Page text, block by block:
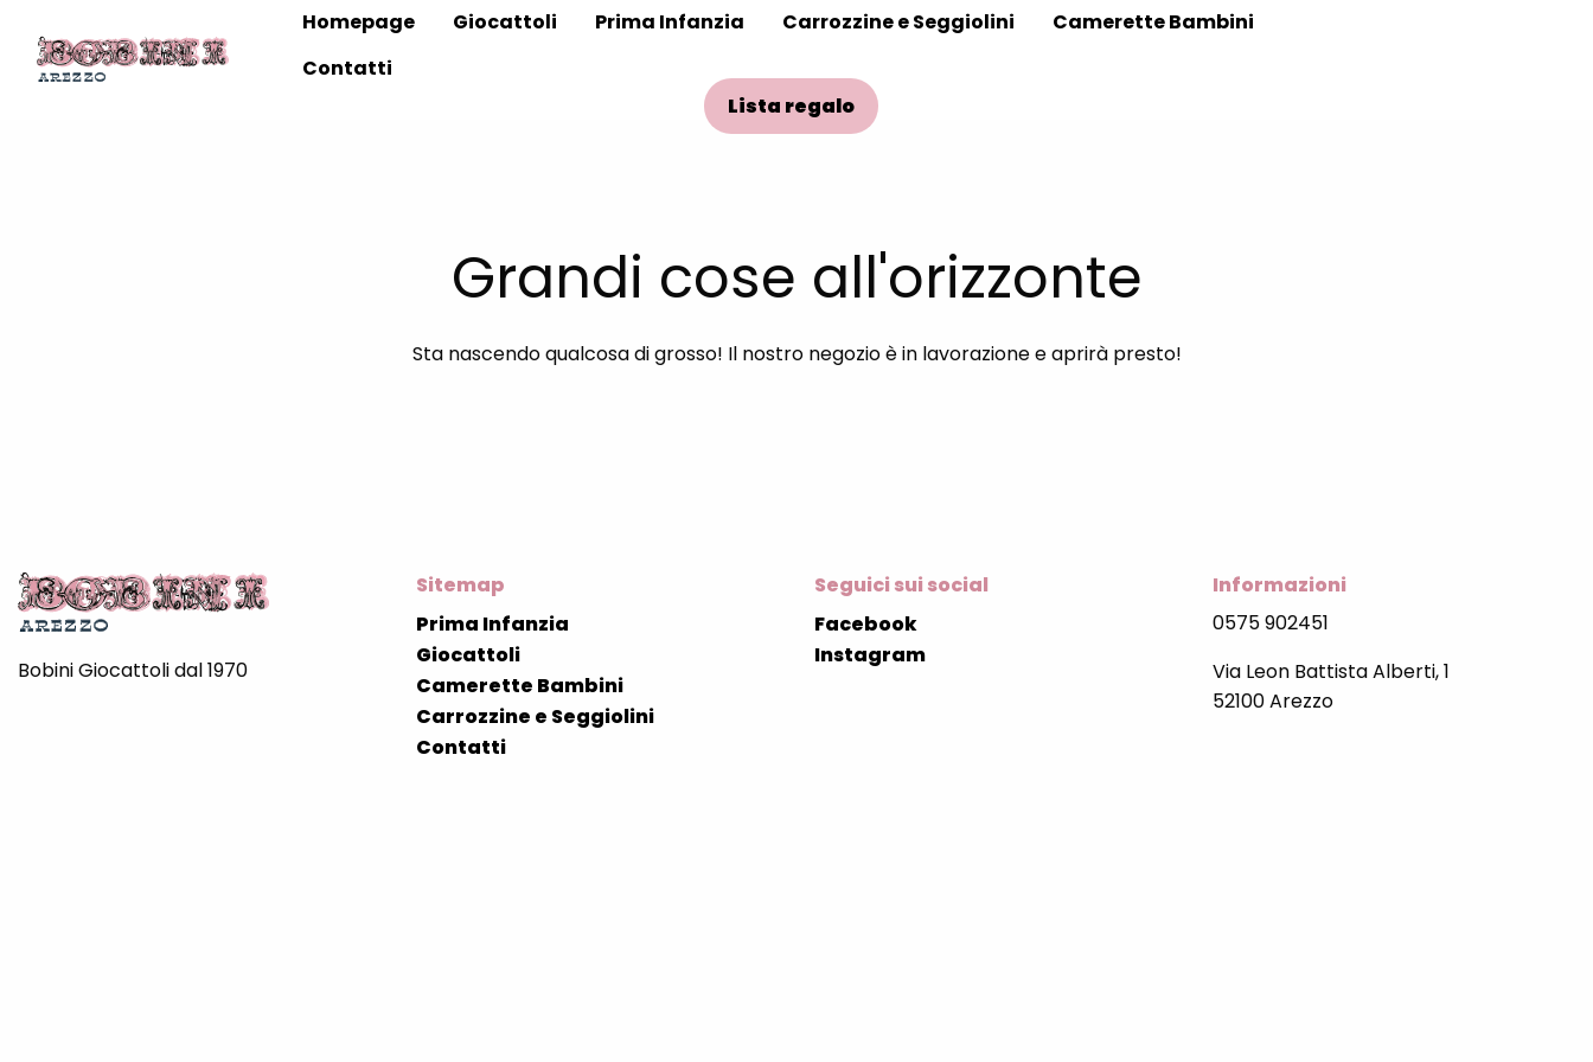
Homepage Giocattoli Prima Infanzia Carrozzine e Seggiolini
Camerette Bambini
Contatti
Lista regalo
Grandi cose all'orizzonte
Sta nascendo qualcosa di grosso! Il nostro negozio è in lavorazione e aprirà presto!
Bobini Giocattoli dal 1970
Sitemap
Prima Infanzia
Giocattoli
Camerette Bambini
Carrozzine e Seggiolini
Contatti
Seguici sui social
Facebook
Instagram
Informazioni
0575 902451
Via Leon Battista Alberti, 1
52100 Arezzo